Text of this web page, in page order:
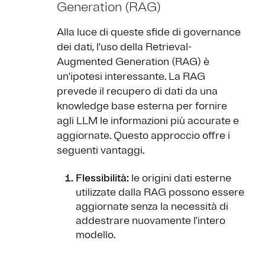
Generation (RAG)
Alla luce di queste sfide di governance
dei dati, l'uso della Retrieval-
Augmented Generation (RAG) è
un'ipotesi interessante. La RAG
prevede il recupero di dati da una
knowledge base esterna per fornire
agli LLM le informazioni più accurate e
aggiornate. Questo approccio offre i
seguenti vantaggi.
Flessibilità: le origini dati esterne
utilizzate dalla RAG possono essere
aggiornate senza la necessità di
addestrare nuovamente l'intero
modello.